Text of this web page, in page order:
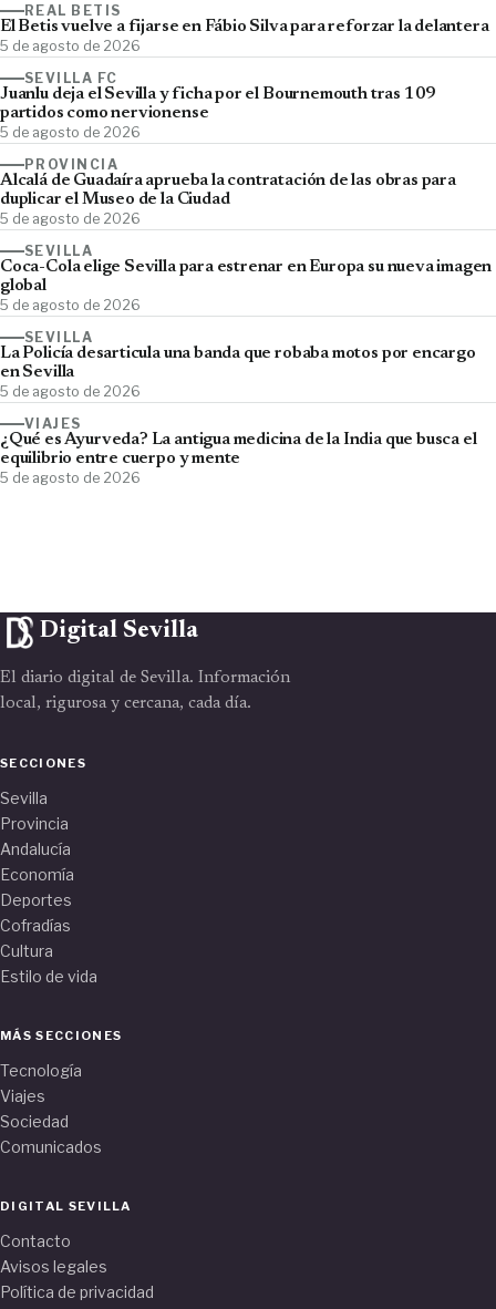
REAL BETIS
El Betis vuelve a fijarse en Fábio Silva para reforzar la delantera
5 de agosto de 2026
SEVILLA FC
Juanlu deja el Sevilla y ficha por el Bournemouth tras 109
partidos como nervionense
5 de agosto de 2026
PROVINCIA
Alcalá de Guadaíra aprueba la contratación de las obras para
duplicar el Museo de la Ciudad
5 de agosto de 2026
SEVILLA
Coca-Cola elige Sevilla para estrenar en Europa su nueva imagen
global
5 de agosto de 2026
SEVILLA
La Policía desarticula una banda que robaba motos por encargo
en Sevilla
5 de agosto de 2026
VIAJES
¿Qué es Ayurveda? La antigua medicina de la India que busca el
equilibrio entre cuerpo y mente
5 de agosto de 2026
Digital Sevilla
El diario digital de Sevilla. Información
local, rigurosa y cercana, cada día.
SECCIONES
Sevilla
Provincia
Andalucía
Economía
Deportes
Cofradías
Cultura
Estilo de vida
MÁS SECCIONES
Tecnología
Viajes
Sociedad
Comunicados
DIGITAL SEVILLA
Contacto
Avisos legales
Política de privacidad